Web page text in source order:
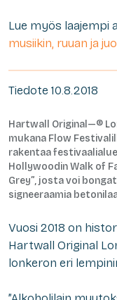
Lue myös laajempi
musiikin, ruuan ja
Tiedote 10.8.2018
Hartwall Original—®
mukana Flow
rakentaa
Hollywoodin Walk of
Grey”, josta voi
signeeraamia
Vuosi 2018 on
Hartwall Original
lonkeron eri